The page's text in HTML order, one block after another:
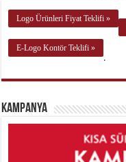
Logo Ürünleri Fiyat Teklifi »
E-Logo Kontör Teklifi »
.
Kampanya